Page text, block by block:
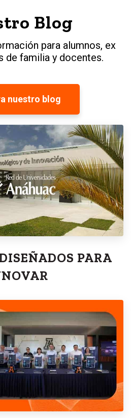
Blog
para alumnos, ex
de familia y docentes.
nuestro blog
PARA